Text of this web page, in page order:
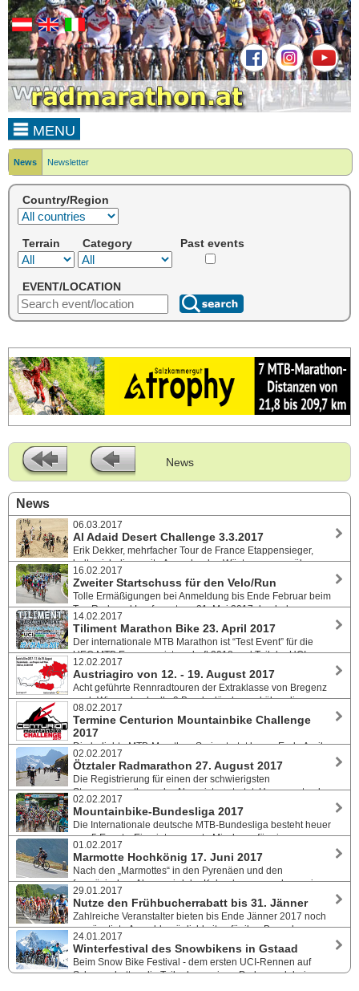
MENU
News Newsletter
Country/Region
Terrain Category Past events
EVENT/LOCATION
News
News
06.03.2017
Al Adaid Desert Challenge 3.3.2017
Erik Dekker, mehrfacher Tour de France Etappensieger,
holte sich die zweite Ausgabe des Wüstenrennens über
zahlreiche Sanddünen in Katar. Pia Sundstedt gewann bei den Damen.
16.02.2017
Zweiter Startschuss für den Velo/Run
Tolle Ermäßigungen bei Anmeldung bis Ende Februar beim
Top Rad- und Laufevent am 21. Mai 2017 durch das
Helenental. Eines der Highlights ist die neu konzipierte Radrennstrecke.
14.02.2017
Tiliment Marathon Bike 23. April 2017
Der internationale MTB Marathon ist “Test Event” für die
UEC MTB Europameisterschaft 2018 und Teil der UCI
Marathon World Series. Anmeldestart ab sofort.
12.02.2017
Austriagiro von 12. - 19. August 2017
Acht geführte Rennradtouren der Extraklasse von Bregenz
nach Wien - durch alle 9 Bundesländer und über die
höchsten befahrbaren Pässe - insgesamt 1.400 km und 23.000
Höhenmeter.
08.02.2017
Termine Centurion Mountainbike Challenge
2017
Die beliebte MTB-Marathon Serie startet heuer Ende April
beim Voralpen Marathon in St. Veit. Neues Rennen in Eisenerz im
August. Die Saisonkarte kann ab sofort bestellt werden.
02.02.2017
Ötztaler Radmarathon 27. August 2017
Die Registrierung für einen der schwierigsten
Strassenmarathons der Alpen ist gestartet. Heuer erstmals
mit Profiradrennen am Vortag auf der originalen Radmarathonstrecke.
02.02.2017
Mountainbike-Bundesliga 2017
Die Internationale deutsche MTB-Bundesliga besteht heuer
aus 5 Events. Eine interessante Mischung für einen
attraktiven Cross-Country-Sport, angeführt vom HC-Klassiker
BiketheRock in Heubach.
01.02.2017
Marmotte Hochkönig 17. Juni 2017
Nach den „Marmottes“ in den Pyrenäen und den
französischen Alpen, wird der Kalender nun auch um eine
österreichische Strecke ergänzt. Der Marmotte Hochkönig ist der Beginn
der Marmotte Serie am 17. Juni.
29.01.2017
Nutze den Frühbucherrabatt bis 31. Jänner
Zahlreiche Veranstalter bieten bis Ende Jänner 2017 noch
vergünstigte Anmeldemöglichkeiten für ihre Bewerbe an.
Nachstehend einige schöne Events, bei denen sich eine schnelle
Anmeldung lohnt.
24.01.2017
Winterfestival des Snowbikens in Gstaad
Beim Snow Bike Festival - dem ersten UCI-Rennen auf
Schnee - hatten die Teilnehmer einen Prolog und drei